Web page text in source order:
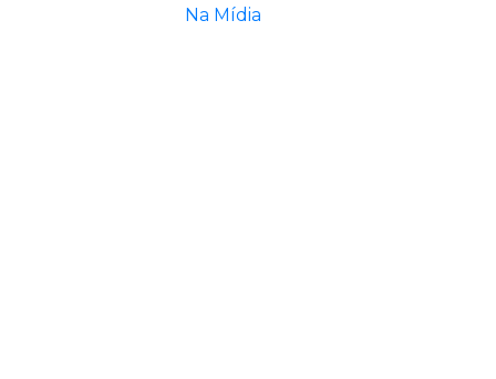
Na Mídia